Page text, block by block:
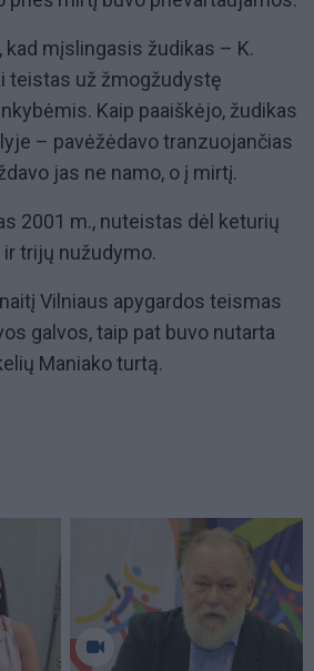
kad mįslingasis žudikas – K.
teistas už žmogžudystę
Kaip paaiškėjo, žudikas
– pavėžėdavo tranzuojančias
jas ne namo, o į mirtį.
2001 m., nuteistas dėl keturių
trijų nužudymo.
Vilniaus apygardos teismas
galvos, taip pat buvo nutarta
Maniako turtą.